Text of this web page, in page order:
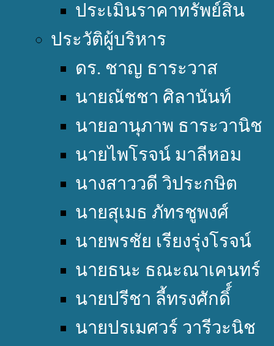
ประเมินราคาทรัพย์สิน
ประวัติผู้บริหาร
ดร. ชาญ ธาระวาส
นายณัชชา ศิลานันท์
นายอานุภาพ ธาระวานิช
นายไพโรจน์ มาลีหอม
นางสาววดี วิประกษิต
นายสุเมธ ภัทรชูพงศ์
นายพรชัย เรียงรุ่งโรจน์
นายธนะ ธณะณาเคนทร์
นายปรีชา ลี้ทรงศักดิ์์
นายปรเมศวร์ วารีวะนิช